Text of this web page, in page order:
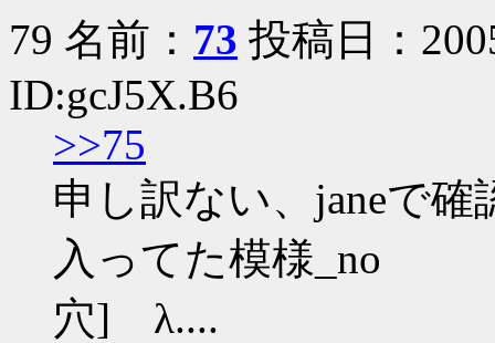
79 名前： 73 投稿日：
ID:gcJ5X.B6
>>75
申し訳ない、janeで
入ってた模様_no
穴] λ....